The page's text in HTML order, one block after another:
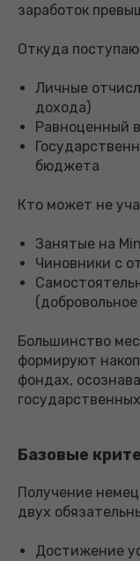
заработок
Откуда
Личные
дохода)
Равноценный
бюджета
Кто может не
Занятые на
Чиновники с
Большинство
формируют
фондах,
Базовые
Получение
двух
Достижение